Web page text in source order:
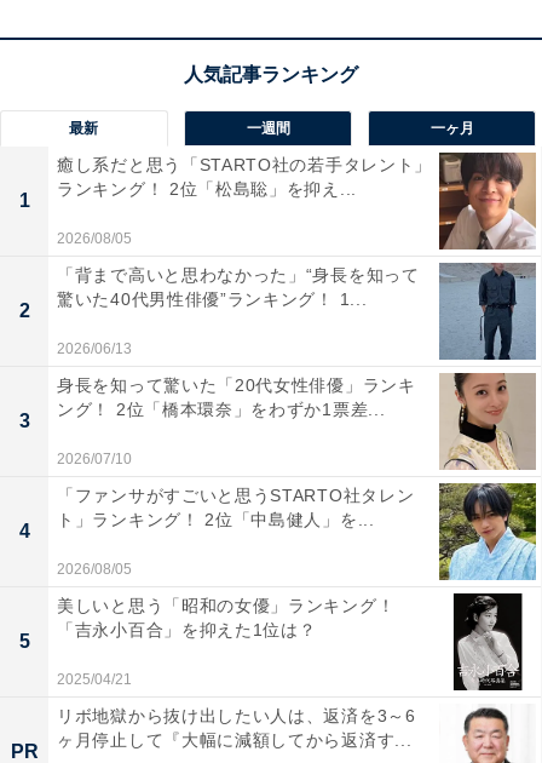
しての信頼性の高さに加え、ボディの頑丈さや耐久性の
面でも高い評価を受けています。
回答者からは「技術力があって信頼度が高いから」（40
代男性／神奈川県）、「トヨタ車の衝突実験のテストと
かはかなりの精度があると思うし、耐久性があると思う
ので」（30代男性／大阪府）、「世界的にいろいろな国
で売れているので様々な基準での開発が進んでいると思
う」（30代女性／長野県）などのコメントが寄せられて
いました。
※回答コメントは原文ママです
最新 一週間 一ヶ月
1
癒し系だと思う「STARTO社の若手タレント」
ランキング！ 2位「松島聡」を抑え...
2026/08/05
2
「背まで高いと思わなかった」“身長を知って
驚いた40代男性俳優”ランキング！ 1...
2026/06/13
3
身長を知って驚いた「20代女性俳優」ランキ
ング！ 2位「橋本環奈」をわずか1票差...
2026/07/10
4
「ファンサがすごいと思うSTARTO社タレン
ト」ランキング！ 2位「中島健人」を...
2026/08/05
5
美しいと思う「昭和の女優」ランキング！
「吉永小百合」を抑えた1位は？
2025/04/21
PR
リボ地獄から抜け出したい人は、返済を3～6
ヶ月停止して『大幅に減額してから返済す...